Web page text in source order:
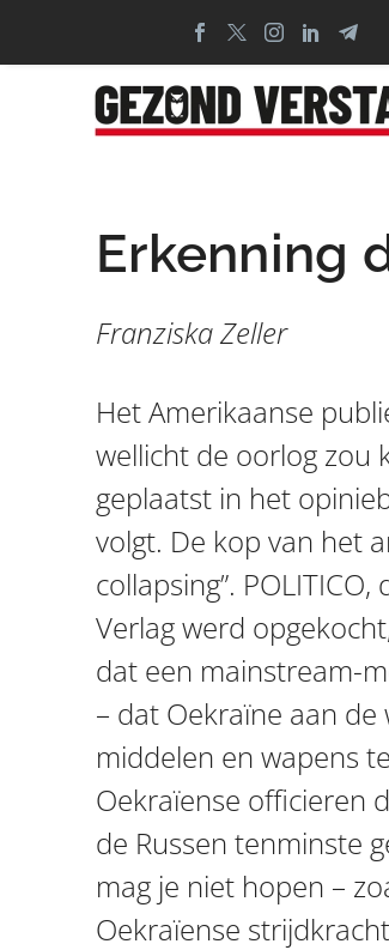
Erkenning
Franziska Zeller
Het Amerikaanse
wellicht de oorlog zou
geplaatst in het
volgt. De kop van het
collapsing”.
Verlag werd
dat een mainstream-
– dat Oekraïne aan
middelen en wapens
Oekraïense officieren
de Russen tenminste
mag je niet hopen –
Oekraïense